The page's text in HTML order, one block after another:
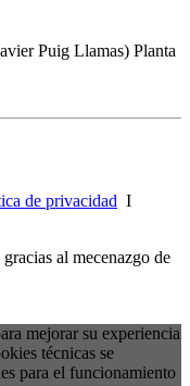
Puig Llamas) Planta
de privacidad I
al mecenazgo de
mejorar su experiencia
técnicas se
para el funcionamiento